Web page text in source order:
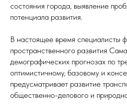
состояния города, выявление
потенциала развития.
В настоящее время специалисты
пространственного развития
демографических прогнозах по
оптимистичному, базовому и
предусматривает развитие
общественно-делового и